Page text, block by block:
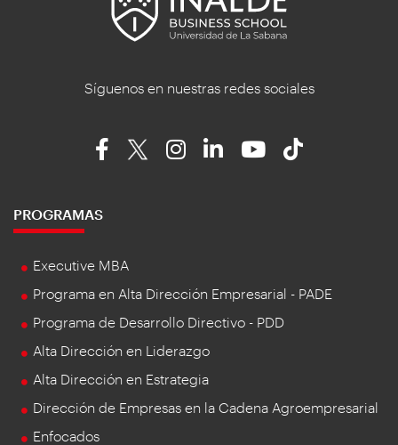
Síguenos en nuestras redes sociales
PROGRAMAS
Executive MBA
Programa en Alta Dirección Empresarial - PADE
Programa de Desarrollo Directivo - PDD
Alta Dirección en Liderazgo
Alta Dirección en Estrategia
Dirección de Empresas en la Cadena Agroempresarial
Enfocados